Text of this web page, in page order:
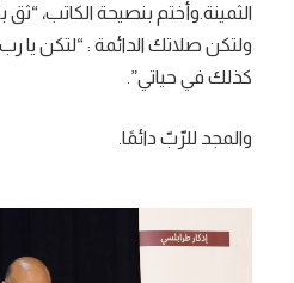
الثمينة.وأختم بنصيحة الكاتب،
ولتكن صلاتك الدائمة : “لتكن
كذلك في حياتي”.
والمجد للرّبّ دائمًا.